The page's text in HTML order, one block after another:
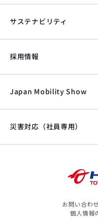
サステナビリティ
採用情報
Japan Mobility Show
災害対応（社員専用）
お問い合わ
個人情報